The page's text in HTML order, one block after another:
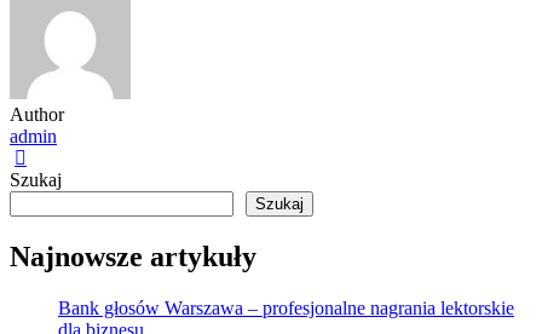
Author
admin
Szukaj
Szukaj
Najnowsze artykuły
Bank głosów Warszawa – profesjonalne nagrania lektorskie
dla biznesu